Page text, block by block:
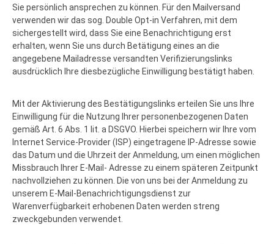
Sie persönlich ansprechen zu können. Für den Mailversand
verwenden wir das sog. Double Opt-in Verfahren, mit dem
sichergestellt wird, dass Sie eine Benachrichtigung erst
erhalten, wenn Sie uns durch Betätigung eines an die
angegebene Mailadresse versandten Verifizierungslinks
ausdrücklich Ihre diesbezügliche Einwilligung bestätigt haben.
Mit der Aktivierung des Bestätigungslinks erteilen Sie uns Ihre
Einwilligung für die Nutzung Ihrer personenbezogenen Daten
gemäß Art. 6 Abs. 1 lit. a DSGVO. Hierbei speichern wir Ihre vom
Internet Service-Provider (ISP) eingetragene IP-Adresse sowie
das Datum und die Uhrzeit der Anmeldung, um einen möglichen
Missbrauch Ihrer E-Mail- Adresse zu einem späteren Zeitpunkt
nachvollziehen zu können. Die von uns bei der Anmeldung zu
unserem E-Mail-Benachrichtigungsdienst zur
Warenverfügbarkeit erhobenen Daten werden streng
zweckgebunden verwendet.